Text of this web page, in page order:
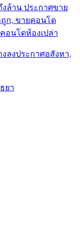
ล้าน ประกาศขาย
ก, ขายคอนโด
อนโดห้องเปล่า
ลงประกาศอสังหา,
ยา